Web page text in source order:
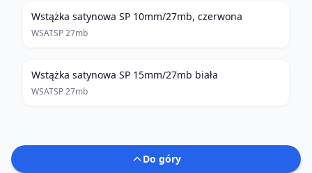
Wstążka satynowa SP 10mm/27mb, czerwona
WSATSP 27mb
Wstążka satynowa SP 15mm/27mb biała
WSATSP 27mb
Do góry